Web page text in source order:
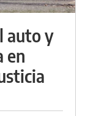
auto y
en